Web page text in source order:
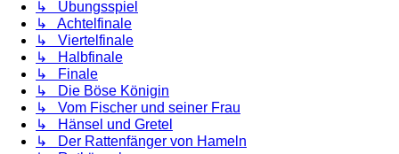
↳ Übungsspiel
↳ Achtelfinale
↳ Viertelfinale
↳ Halbfinale
↳ Finale
↳ Die Böse Königin
↳ Vom Fischer und seiner Frau
↳ Hänsel und Gretel
↳ Der Rattenfänger von Hameln